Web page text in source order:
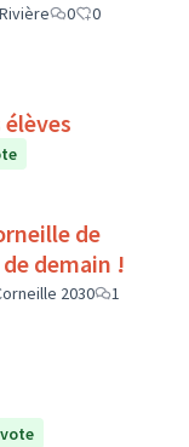
0
0
de
de demain !
2030
1